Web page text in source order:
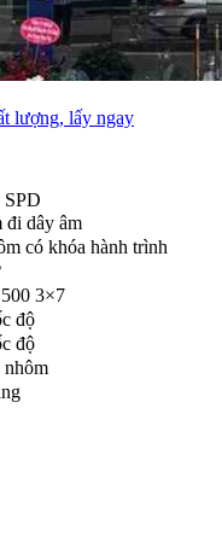
lượng, lấy ngay
đi dây âm
có khóa hành trình
3×7
độ
độ
nhôm